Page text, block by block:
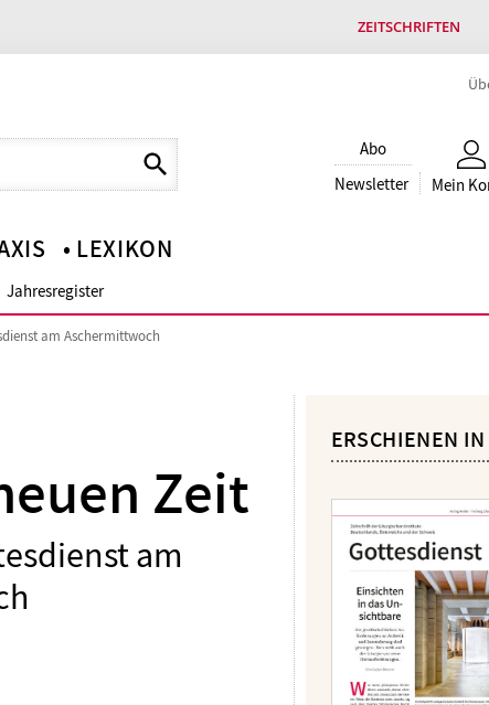
ZEITSCHRIFTEN
Abo
Newsletter
Mein
LEXIKON
Jahresregister
am Aschermittwoch
Zeit
am
ERSCHIENEN IN